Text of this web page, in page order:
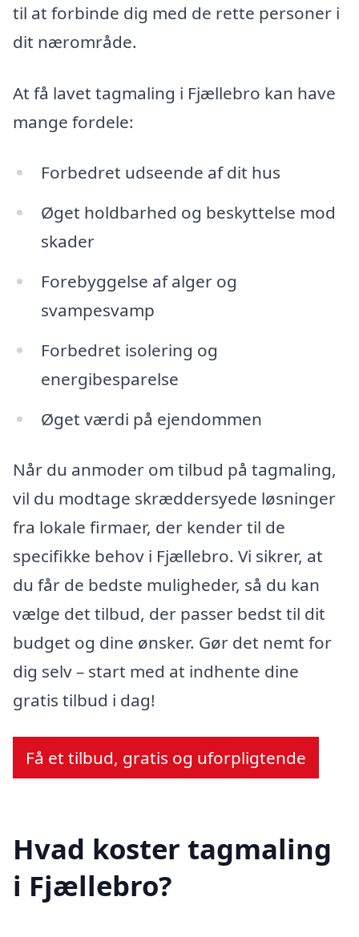
til at forbinde dig med de rette personer i
dit nærområde.
At få lavet tagmaling i Fjællebro kan have
mange fordele:
Forbedret udseende af dit hus
Øget holdbarhed og beskyttelse mod
skader
Forebyggelse af alger og
svampesvamp
Forbedret isolering og
energibesparelse
Øget værdi på ejendommen
Når du anmoder om tilbud på tagmaling,
vil du modtage skræddersyede løsninger
fra lokale firmaer, der kender til de
specifikke behov i Fjællebro. Vi sikrer, at
du får de bedste muligheder, så du kan
vælge det tilbud, der passer bedst til dit
budget og dine ønsker. Gør det nemt for
dig selv – start med at indhente dine
gratis tilbud i dag!
Få et tilbud, gratis og uforpligtende
Hvad koster tagmaling
i Fjællebro?